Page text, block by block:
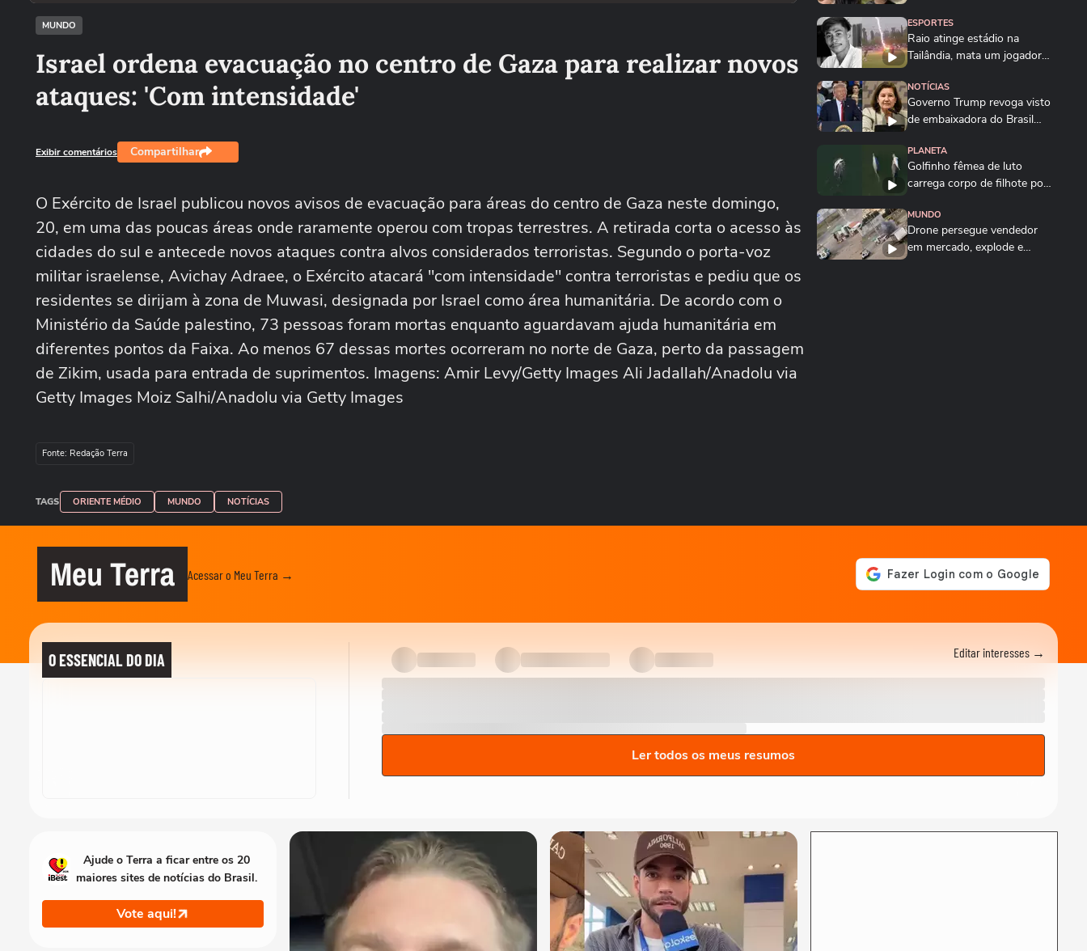
MUNDO
Israel ordena evacuação no centro de Gaza para realizar novos
ataques: 'Com intensidade'
Exibir comentários Compartilhar
O Exército de Israel publicou novos avisos de evacuação para áreas do centro de Gaza neste domingo,
20, em uma das poucas áreas onde raramente operou com tropas terrestres. A retirada corta o acesso às
cidades do sul e antecede novos ataques contra alvos considerados terroristas. Segundo o porta-voz
militar israelense, Avichay Adraee, o Exército atacará "com intensidade" contra terroristas e pediu que os
residentes se dirijam à zona de Muwasi, designada por Israel como área humanitária. De acordo com o
Ministério da Saúde palestino, 73 pessoas foram mortas enquanto aguardavam ajuda humanitária em
diferentes pontos da Faixa. Ao menos 67 dessas mortes ocorreram no norte de Gaza, perto da passagem
de Zikim, usada para entrada de suprimentos. Imagens: Amir Levy/Getty Images Ali Jadallah/Anadolu via
Getty Images Moiz Salhi/Anadolu via Getty Images
Fonte: Redação Terra
TAGS ORIENTE MÉDIO MUNDO NOTÍCIAS
ESPORTES
Raio atinge estádio na
Tailândia, mata um jogador e
NOTÍCIAS
Governo Trump revoga visto
de embaixadora do Brasil
PLANETA
Golfinho fêmea de luto
carrega corpo de filhote por
MUNDO
Drone persegue vendedor
em mercado, explode e
Menino de 11 anos viraliza
após virar tradutor da mãe
durante...
Lula diz que não é ‘louco’ de
NOTÍCIAS
vida dos escombros 29 dias
Meu Terra Acessar o Meu Terra →
O ESSENCIAL DO DIA Editar interesses →
Ler todos os meus resumos
Ajude o Terra a ficar entre os 20
maiores sites de notícias do Brasil.
Vote aqui!